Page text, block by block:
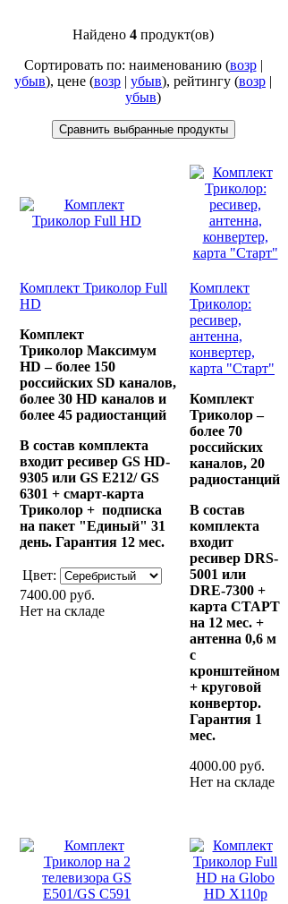
Найдено 4 продукт(ов)
Сортировать по: наименованию (возр|
убыв), цене (возр | убыв), рейтингу (возр |
убыв)
Комплект Триколор Full
HD
Комплект
Триколор Максимум
HD – более 150
российских SD каналов,
более 30 HD каналов и
более 45 радиостанций
В состав комплекта
входит ресивер GS HD-
9305 или GS Е212/ GS
6301 + смарт-карта
Триколор + подписка
на пакет "Единый" 31
день. Гарантия 12 мес.
Цвет:
7400.00 руб.
Нет на складе
Комплект
Триколор:
ресивер,
антенна,
конвертер,
карта "Старт"
Комплект
Триколор –
более 70
российских
каналов, 20
радиостанций
В состав
комплекта
входит
ресивер DRS-
5001 или
DRE-7300 +
карта СТАРТ
на 12 мес. +
антенна 0,6 м
с
кронштейном
+ круговой
конвертор.
Гарантия 1
мес.
4000.00 руб.
Нет на складе